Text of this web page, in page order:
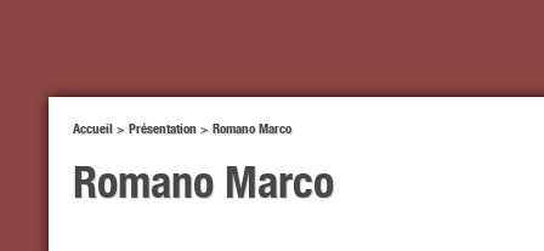
Accueil > Présentation > Romano Marco
Romano Marco